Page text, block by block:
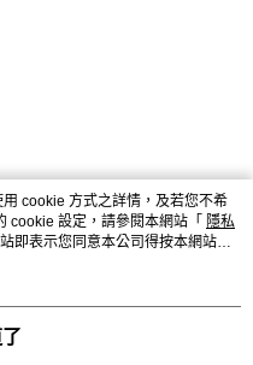
cookie 方式之詳情，及若您不希
cookie 設定，請參閱本網站「 隱私
即表示您同意本公司得按本網站使